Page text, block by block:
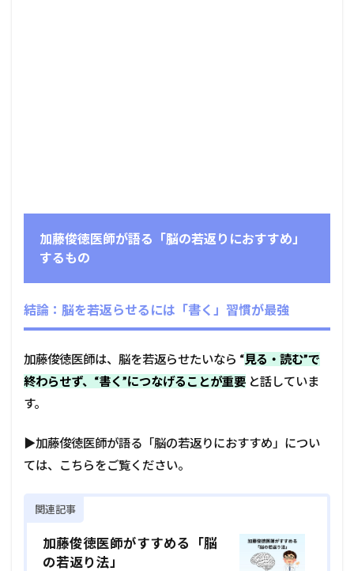
加藤俊徳医師が語る「脳の若返りにおすすめ」
するもの
結論：脳を若返らせるには「書く」習慣が最強
加藤俊徳医師は、脳を若返らせたいなら “見る・読む”で
終わらせず、“書く”につなげることが重要 と話していま
す。
▶加藤俊徳医師が語る「脳の若返りにおすすめ」につい
ては、こちらをご覧ください。
関連記事
加藤俊徳医師がすすめる「脳
の若返り法」